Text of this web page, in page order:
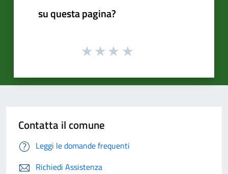
su questa pagina?
Contatta il comune
Leggi le domande frequenti
Richiedi Assistenza